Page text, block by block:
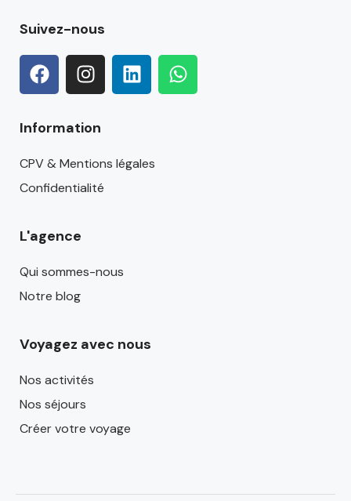
Suivez-nous
Information
CPV & Mentions légales
Confidentialité
L'agence
Qui sommes-nous
Notre blog
Voyagez avec nous
Nos activités
Nos séjours
Créer votre voyage